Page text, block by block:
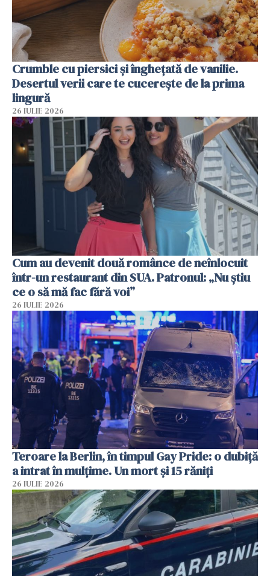
Crumble cu piersici și înghețată de vanilie.
Desertul verii care te cucerește de la prima
lingură
26 IULIE 2026
Cum au devenit două românce de neînlocuit
într-un restaurant din SUA. Patronul: „Nu știu
ce o să mă fac fără voi”
26 IULIE 2026
Teroare la Berlin, în timpul Gay Pride: o dubiță
a intrat în mulțime. Un mort și 15 răniți
26 IULIE 2026